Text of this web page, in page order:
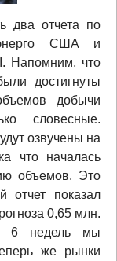
два отчета по
США и
Напомним, что
достигнуты
добычи
словесные.
озвучены на
что началась
объемов. Это
отчет показал
0,65 млн.
6 недель мы
же рынки